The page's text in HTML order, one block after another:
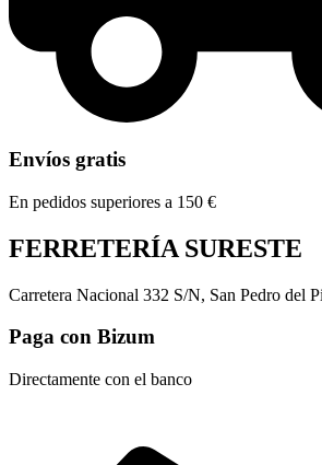
Envíos gratis
En pedidos superiores a 150 €
FERRETERÍA SURESTE
Carretera Nacional 332 S/N, San Pedro del
Paga con Bizum
Directamente con el banco